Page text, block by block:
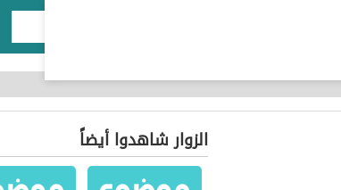
الزوار شاهدوا أيضاً